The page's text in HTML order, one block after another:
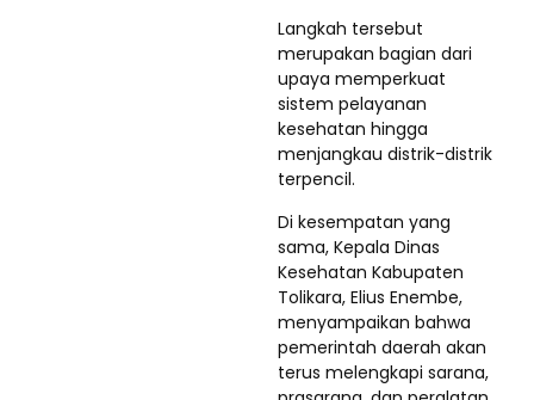
Langkah tersebut
merupakan bagian dari
upaya memperkuat
sistem pelayanan
kesehatan hingga
menjangkau distrik-distrik
terpencil.
Di kesempatan yang
sama, Kepala Dinas
Kesehatan Kabupaten
Tolikara, Elius Enembe,
menyampaikan bahwa
pemerintah daerah akan
terus melengkapi sarana,